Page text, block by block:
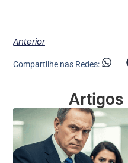
Anterior
Compartilhe nas Redes:
Artigos